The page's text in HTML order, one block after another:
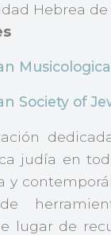
Hebrea de
Society of
judía en
y
lugar de